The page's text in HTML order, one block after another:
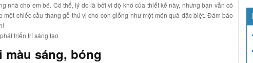
nhà cho em bé. Có thể, lý do là bởi vì độ khó của thiết kế này, nhưng bạn vẫn có
một chiếc cầu thang gỗ thú vị cho con giống như một món quà đặc biệt. Đảm bảo
màu sáng, bóng